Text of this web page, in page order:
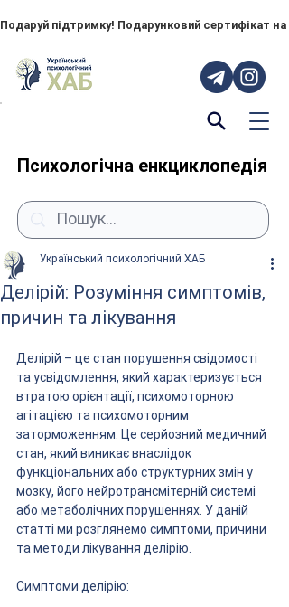
Подаруй підтримку! Подарунковий сертифікат
Психологічна енкциклопедія
Делірій: Розуміння симптомів,
причин та лікування
Український психологічний ХАБ
Делірій – це стан порушення свідомості
та усвідомлення, який характеризується
втратою орієнтації, психомоторною
агітацією та психомоторним
заторможенням. Це серйозний медичний
стан, який виникає внаслідок
функціональних або структурних змін у
мозку, його нейротрансмітерній системі
або метаболічних порушеннях. У даній
статті ми розглянемо симптоми, причини
та методи лікування делірію.
Симптоми делірію: